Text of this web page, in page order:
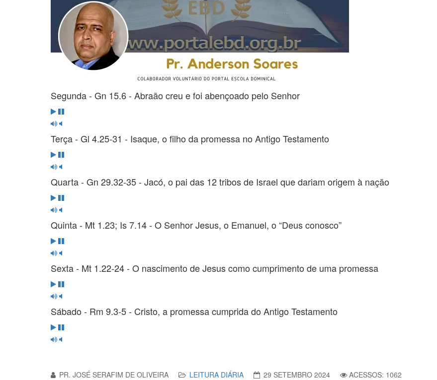
Segunda - Gn 15.6 - Abraão creu e foi abençoado pelo Senhor
Terça - Gl 4.25-31 - Isaque, o filho da promessa no Antigo Testamento
Quarta - Gn 29.32-35 - Jacó, o pai das 12 tribos de Israel que dariam origem à nação
Quinta - Mt 1.23; Is 7.14 - O Senhor Jesus, o Emanuel, o “Deus conosco”
Sexta - Mt 1.22-24 - O nascimento de Jesus como cumprimento de uma promessa
Sábado - Rm 9.3-5 - Cristo, a promessa cumprida do Antigo Testamento
PR. JOSÉ SERAFIM DE OLIVEIRA LEITURA DIÁRIA 29 SETEMBRO 2024 ACESSOS: 1062